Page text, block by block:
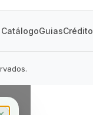
CatálogoGuiasCrédito